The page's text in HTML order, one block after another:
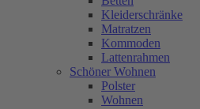
Kleiderschränke
Matratzen
Kommoden
Lattenrahmen
Schöner Wohnen
Polster
Wohnen